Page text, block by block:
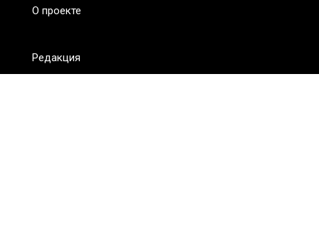
О проекте
Редакция